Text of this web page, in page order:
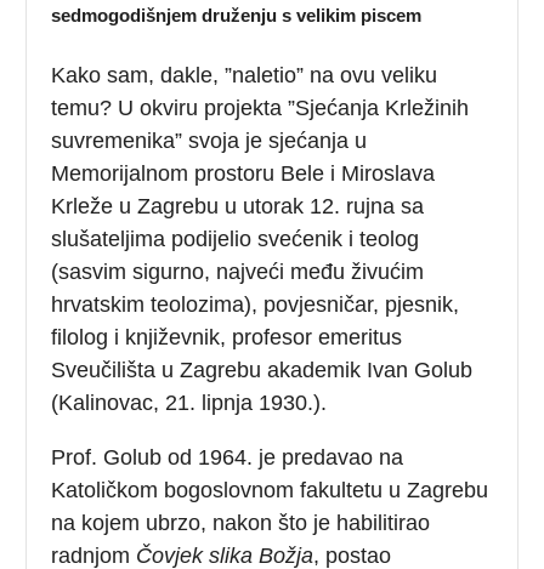
sedmogodišnjem druženju s velikim piscem
Kako sam, dakle, ”naletio” na ovu veliku
temu? U okviru projekta ”Sjećanja Krležinih
suvremenika” svoja je sjećanja u
Memorijalnom prostoru Bele i Miroslava
Krleže u Zagrebu u utorak 12. rujna sa
slušateljima podijelio svećenik i teolog
(sasvim sigurno, najveći među živućim
hrvatskim teolozima), povjesničar, pjesnik,
filolog i književnik, profesor emeritus
Sveučilišta u Zagrebu akademik Ivan Golub
(Kalinovac, 21. lipnja 1930.).
Prof. Golub od 1964. je predavao na
Katoličkom bogoslovnom fakultetu u Zagrebu
na kojem ubrzo, nakon što je habilitirao
radnjom Čovjek slika Božja, postao